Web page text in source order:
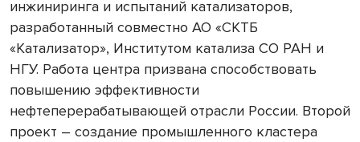
инжиниринга и испытаний катализаторов,
разработанный совместно АО «СКТБ
«Катализатор», Институтом катализа СО РАН и
НГУ. Работа центра призвана способствовать
повышению эффективности
нефтеперерабатывающей отрасли России. Второй
проект – создание промышленного кластера